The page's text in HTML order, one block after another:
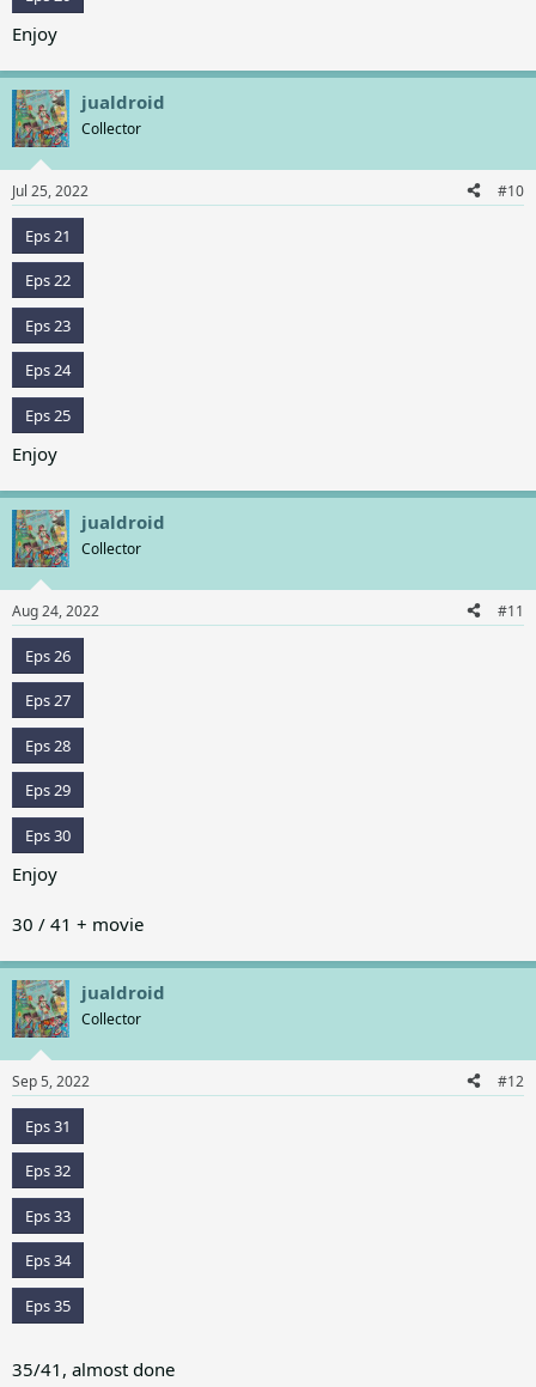
Enjoy
jualdroid
Collector
Jul 25, 2022 #10
Eps 21
Eps 22
Eps 23
Eps 24
Eps 25
Enjoy
jualdroid
Collector
Aug 24, 2022 #11
Eps 26
Eps 27
Eps 28
Eps 29
Eps 30
Enjoy
30 / 41 + movie
jualdroid
Collector
Sep 5, 2022 #12
Eps 31
Eps 32
Eps 33
Eps 34
Eps 35
35/41, almost done